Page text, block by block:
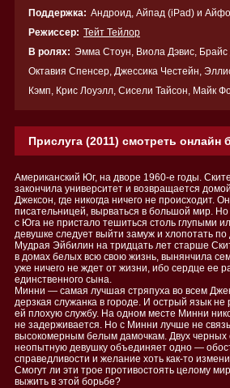
Поддержка: Андроид, Айпад (iPad) и
Режиссер: Тейт Тейлор
В ролях: Эмма Стоун, Виола Дэвис,
Октавия Спенсер, Джессика Честейн,
Кэмп, Крис Лоуэлл, Сисели Тайсон, Майк
Прислуга (2011) смотреть онлайн
Американский Юг, на дворе 1960-е годы.
закончила университет и возвращается
Джексон, где никогда ничего не происходит.
писательницей, вырваться в большой мир.
с Юга не пристало тешиться столь глупыми
девушке следует выйти замуж и хлопотать по
Мудрая Эйбилин на тридцать лет старше
в домах белых всю свою жизнь, вынянчила
уже ничего не ждет от жизни, ибо сердце ее
единственного сына.
Минни — самая лучшая стряпуха во всем
дерзкая служанка в городе. И острый язык не
ей плохую службу. На одном месте Минни
не задерживается. Но с Минни лучше не
высокомерным белым дамочкам. Двух черных
неопытную девушку объединяет одно —
справедливости и желание хоть как-то
Смогут ли эти трое противостоять целому
выжить в этой борьбе?